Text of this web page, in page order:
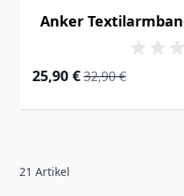
Anker
Special Price
25,90 € Regular Price
32,90 €
21 Artikel